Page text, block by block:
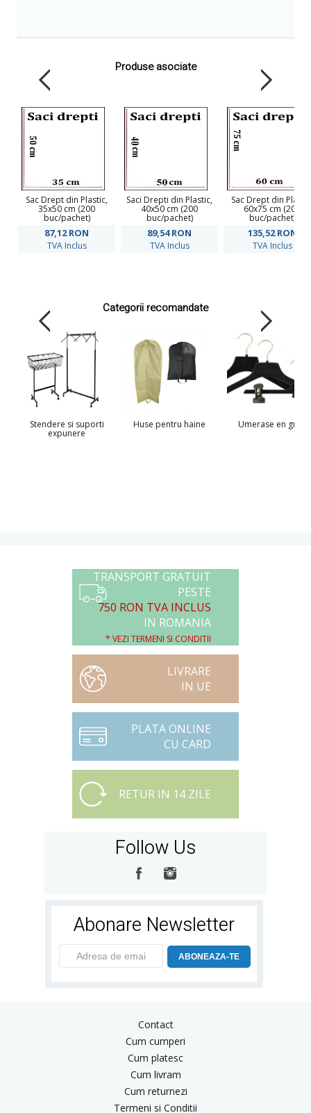
Produse asociate
Sac Drept din Plastic,
35x50 cm (200
buc/pachet)
87,12RON
TVA Inclus
Saci Drepti din Plastic,
40x50 cm (200
buc/pachet)
89,54RON
TVA Inclus
Sac Drept din
60x75 cm (200
buc/pachet)
135,52RON
TVA Inclus
Categorii recomandate
Stendere si suporti
expunere
Huse pentru haine Umerase en gros
TRANSPORT GRATUIT
PESTE
750 RON TVA INCLUS
IN ROMANIA
* VEZI TERMENI SI CONDITII
LIVRARE
IN UE
PLATA ONLINE
CU CARD
RETUR IN 14 ZILE
Follow Us
Abonare Newsletter
ABONEAZA-TE
Contact
Cum cumperi
Cum platesc
Cum livram
Cum returnezi
Termeni si Conditii